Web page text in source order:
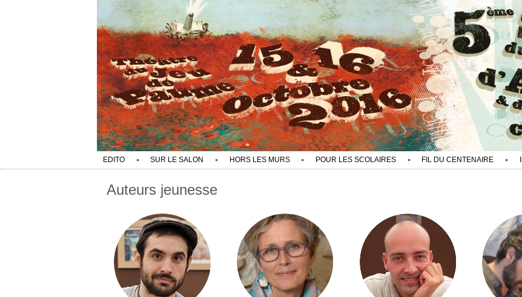
EDITO SUR LE SALON HORS LES MURS POUR LES SCOLAIRES FIL DU CENTENAIRE
Auteurs jeunesse